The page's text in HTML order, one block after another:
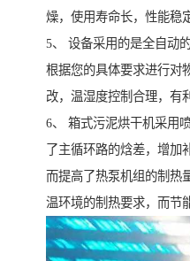
燥，使用寿命长，性能稳
5、 设备采用的是全自动
根据您的具体要求进行对
改，温湿度控制合理，有
6、 箱式污泥烘干机采用
了主循环路的焓差，增加
而提高了热泵机组的制热
温环境的制热要求，而节